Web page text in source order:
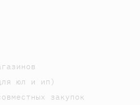
юл и ип)
закупок